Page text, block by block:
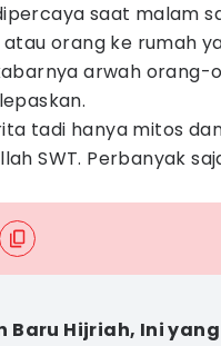
saat malam
orang ke rumah
arwah orang-
tadi hanya mitos
SWT. Perbanyak
Baru Hijriah, Ini